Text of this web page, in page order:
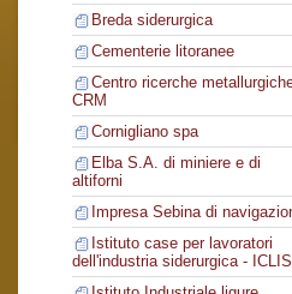
Breda siderurgica
Cementerie litoranee
Centro ricerche
CRM
Cornigliano spa
Elba S.A. di miniere e di
altiforni
Impresa Sebina di
Istituto case per lavoratori
dell'industria siderurgica - ICLIS